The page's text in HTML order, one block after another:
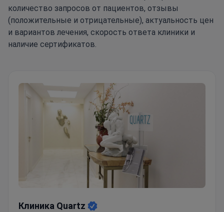
количество запросов от пациентов, отзывы
(положительные и отрицательные), актуальность цен
и вариантов лечения, скорость ответа клиники и
наличие сертификатов.
Клиника Quartz